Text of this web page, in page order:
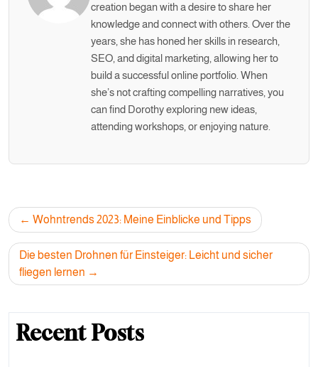
creation began with a desire to share her
knowledge and connect with others. Over the
years, she has honed her skills in research,
SEO, and digital marketing, allowing her to
build a successful online portfolio. When
she’s not crafting compelling narratives, you
can find Dorothy exploring new ideas,
attending workshops, or enjoying nature.
Post
navigation
Wohntrends 2023: Meine Einblicke und Tipps
Die besten Drohnen für Einsteiger: Leicht und sicher
fliegen lernen
Recent Posts